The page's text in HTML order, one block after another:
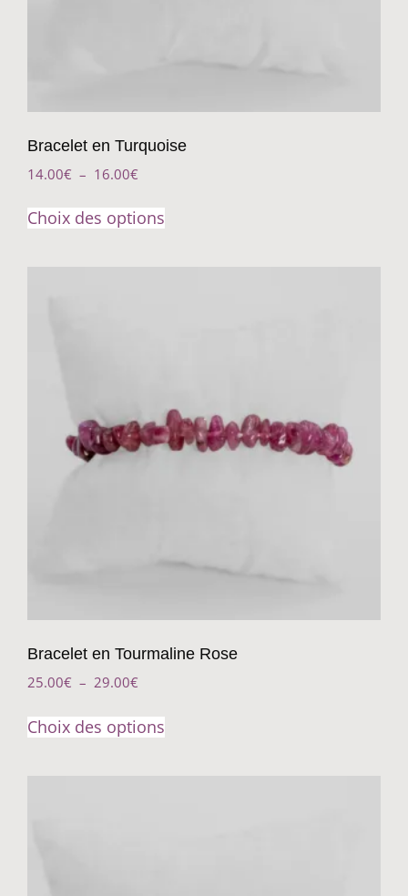
Bracelet en Turquoise
14.00€ – 16.00€
Choix des options
Bracelet en Tourmaline Rose
25.00€ – 29.00€
Choix des options